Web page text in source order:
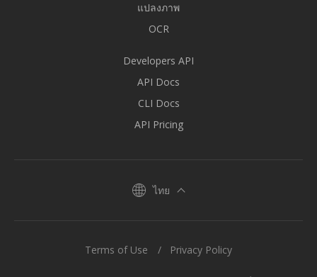
แปลงภาพ
OCR
Developers API
API Docs
CLI Docs
API Pricing
ไทย
Terms of Use Privacy Policy